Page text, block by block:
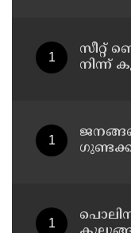
സീറ്റ്
നിന്ന്
പൊലിസ്